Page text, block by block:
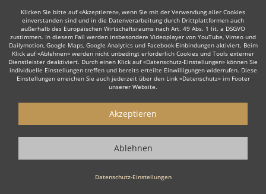
Trompeter Trauerredner Dudelsackspieler
Starten Sie mit dem Button 'Kostenlos anfragen' eine Anfrage an die für
Sie interessanten Solomusiker - also z. B. bestimmte Sänger. Diesen
Button finden Sie auf den jeweiligen Künstler-Profil-Seiten der Musiker.
Klicken Sie bitte auf «Akzeptieren», wenn Sie mit der Verwendung aller Cookies
einverstanden sind und in die Datenverarbeitung durch Drittplattformen auch
außerhalb des Europäischen Wirtschaftsraums nach Art. 49 Abs. 1 lit. a DSGVO
zustimmen. In diesem Fall werden insbesondere Videoplayer von YouTube, Vimeo und
Dailymotion, Google Maps, Google Analytics und Facebook-Einbindungen aktiviert. Beim
Klick auf «Ablehnen» werden nicht unbedingt erforderlich Cookies und Tools externer
Dienstleister deaktiviert. Durch einen Klick auf «Datenschutz-Einstellungen» können Sie
individuelle Einstellungen treffen und bereits erteilte Einwilligungen widerrufen. Diese
Einstellungen erreichen Sie auch jederzeit über den Link «Datenschutz» im Footer
unserer Website.
Datenschutz-Einstellungen
Akzeptieren
Ablehnen